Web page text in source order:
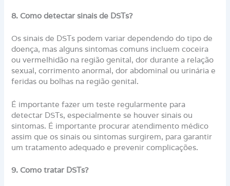
8. Como detectar sinais de DSTs?
Os sinais de DSTs podem variar dependendo do tipo de
doença, mas alguns sintomas comuns incluem coceira
ou vermelhidão na região genital, dor durante a relação
sexual, corrimento anormal, dor abdominal ou urinária e
feridas ou bolhas na região genital.
É importante fazer um teste regularmente para
detectar DSTs, especialmente se houver sinais ou
sintomas. É importante procurar atendimento médico
assim que os sinais ou sintomas surgirem, para garantir
um tratamento adequado e prevenir complicações.
9. Como tratar DSTs?